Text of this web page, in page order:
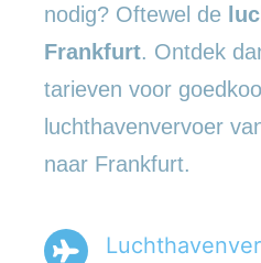
nodig? Oftewel de
Frankfurt. Ontdek
tarieven voor
luchthavenvervoer
naar Frankfurt.